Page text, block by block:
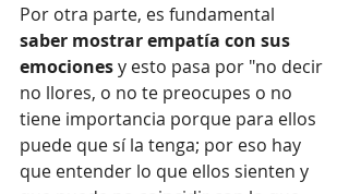
Por otra parte, es fundamental
saber mostrar empatía con sus
emociones y esto pasa por "no decir
no llores, o no te preocupes o no
tiene importancia porque para ellos
puede que sí la tenga; por eso hay
que entender lo que ellos sienten y